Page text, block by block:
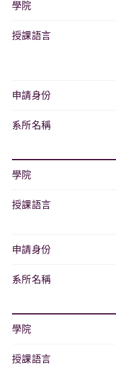
學院
授課語言
申請身份
系所名稱
學院
授課語言
申請身份
系所名稱
學院
授課語言